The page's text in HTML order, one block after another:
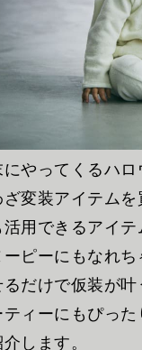
やってくるハロ
変装アイテム
用できるアイ
ピーにもなれ
だけで仮装が
ィーにもぴっ
します。